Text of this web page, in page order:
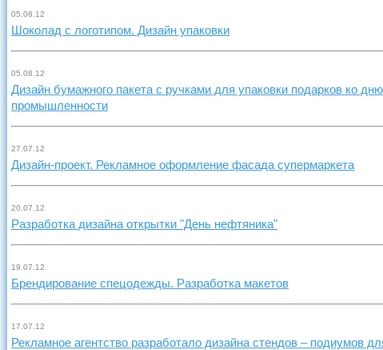
05.08.12
Шоколад с логотипом. Дизайн упаковки
05.08.12
Дизайн бумажного пакета с ручками для упаковки подарков ко
промышленности
27.07.12
Дизайн-проект. Рекламное оформление фасада супермаркета
20.07.12
Разработка дизайна открытки "День нефтяника"
19.07.12
Брендирование спецодежды. Разработка макетов
17.07.12
Рекламное агентство разработало дизайна стендов – подиумов